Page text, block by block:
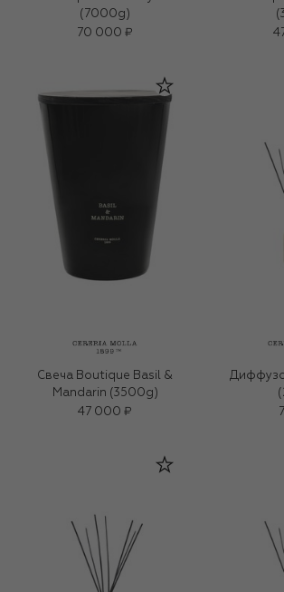
(7000g)
70 000 ₽
Свеча Boutique Basil &
Mandarin (3500g)
47 000 ₽